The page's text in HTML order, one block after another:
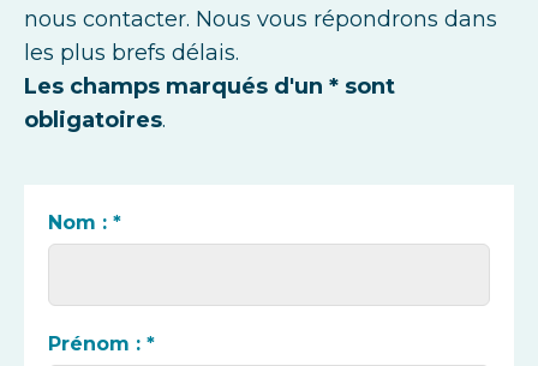
nous contacter. Nous vous répondrons dans
les plus brefs délais.
Les champs marqués d'un * sont
obligatoires.
Nom : *
Prénom : *